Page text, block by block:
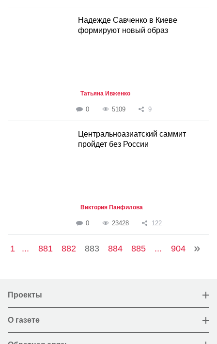
Надежде Савченко в Киеве
формируют новый образ
Татьяна Ивженко
0 5109 9
Центральноазиатский саммит
пройдет без России
Виктория Панфилова
0 23428 122
1 ... 881 882 883 884 885 ... 904
Проекты
О газете